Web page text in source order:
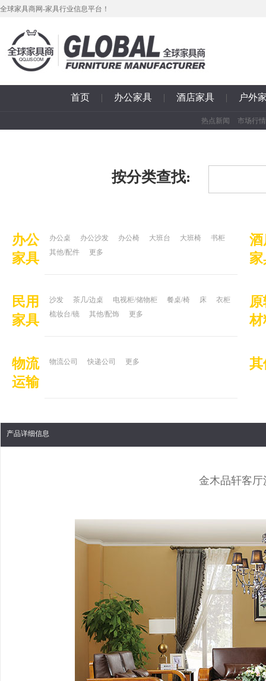
全球家具商网-家具行业信息平台！
首页 | 办公家具 | 酒店家具 | 户外
热点新闻 市场行情
按分类查找:
办公
家具
办公桌 办公沙发 办公椅 大班台 大班椅
书柜
其他/配件
更多
酒
家
民用
家具
沙发 茶几/边桌 电视柜/储物柜 餐桌/椅 床
衣柜
梳妆台/镜
其他/配饰 更多
材
物流
运输
物流公司 快递公司 更多 其
产品详细信息
金木品轩客厅